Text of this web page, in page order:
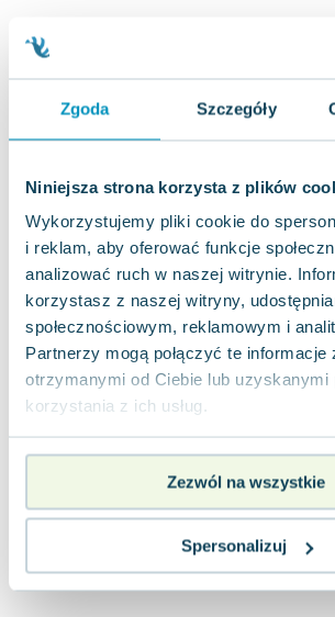
Zgoda Szczegóły
Niniejsza strona korzysta z plików
Wykorzystujemy pliki cookie do
i reklam, aby oferować funkcje
analizować ruch w naszej witrynie.
korzystasz z naszej witryny,
społecznościowym, reklamowym i
Partnerzy mogą połączyć te informacje
otrzymanymi od Ciebie lub uzyskanymi
korzystania z ich usług.
Zezwól na wszystkie
Spersonalizuj
Michael Scott
Piotr Semka
Jarosław Iwaszkiewicz
Joseph Murphy
Aleksander Puszkin
Oscar Wilde
Małgorzata Ohme
Maddie Ziegler
Leszek Czarnecki
Joanna Racewicz
Maria Seweryn
Janina Zającówna
Anna Prus (oprac.)
Nela Mała Reporterka
Agnieszka Maciąg
Terry Pratchett